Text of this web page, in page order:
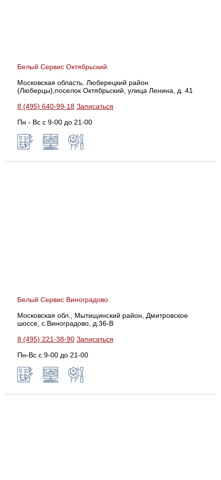
Белый Сервис Октябрьский
Московская область, Люберецкий район
(Люберцы),поселок Октябрьский, улица Ленина, д. 41
8 (495) 640-99-18 Записаться
Пн - Вс с 9-00 до 21-00
Белый Сервис Виноградово
Московская обл., Мытищинский район, Дмитровское
шоссе, с.Виноградово, д.36-В
8 (495) 221-38-90 Записаться
Пн-Вс с 9-00 до 21-00